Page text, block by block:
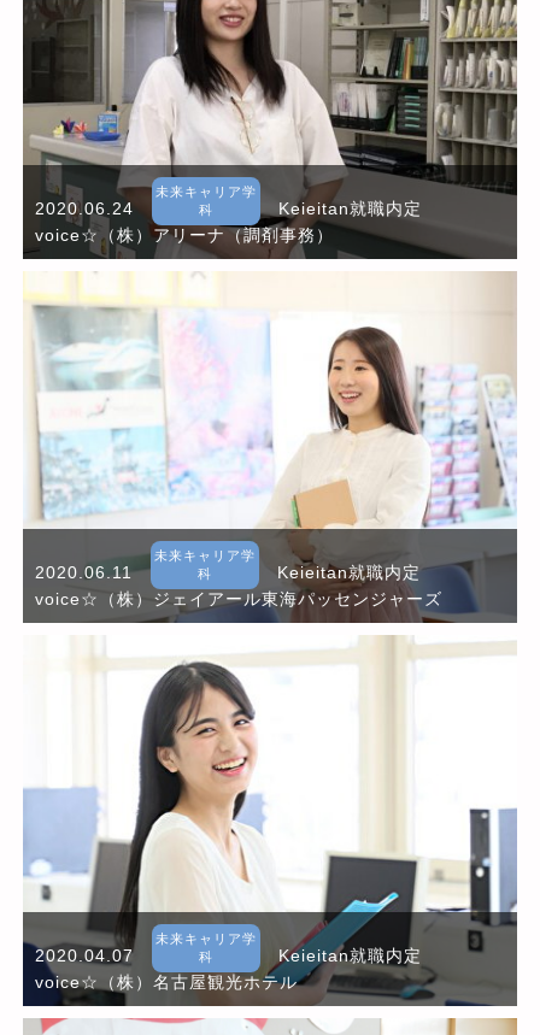
2020.06.24
未来キャリア学
科
Keieitan就職内定
voice☆（株）アリーナ（調剤事務）
2020.06.11
未来キャリア学
科
Keieitan就職内定
voice☆（株）ジェイアール東海パッセンジャーズ
2020.04.07
未来キャリア学
科
Keieitan就職内定
voice☆（株）名古屋観光ホテル